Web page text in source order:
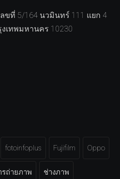
ขที่ 5/164 นวมินทร์ 111 แยก 4
เทพมหานคร 10230
fotoinfoplus Fujifilm Oppo
รถ่ายภาพ ช่างภาพ